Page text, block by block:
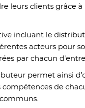
leurs clients grâce
incluant le
acteurs pour
par chacun
permet ainsi
compétences de